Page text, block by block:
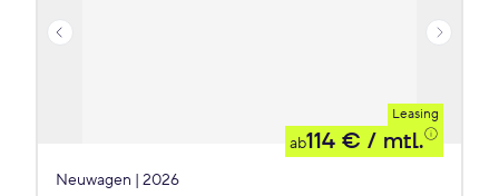
Leasing
ab114 € / mtl.
Neuwagen | 2026